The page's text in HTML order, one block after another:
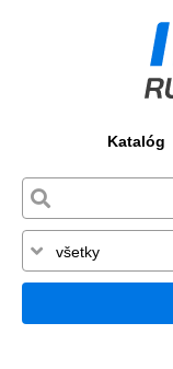
Katalóg